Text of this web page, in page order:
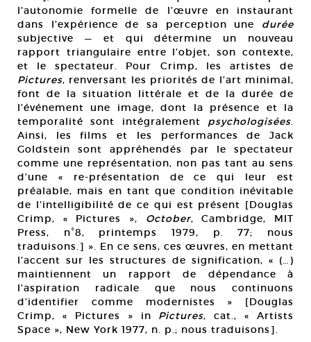
l’autonomie formelle de l’œuvre en instaurant
dans l’expérience de sa perception une durée
subjective — et qui détermine un nouveau
rapport triangulaire entre l’objet, son contexte,
et le spectateur. Pour Crimp, les artistes de
Pictures, renversant les priorités de l’art minimal,
font de la situation littérale et de la durée de
l’événement une image, dont la présence et la
temporalité sont intégralement psychologisées.
Ainsi, les films et les performances de Jack
Goldstein sont appréhendés par le spectateur
comme une représentation, non pas tant au sens
d’une « re-présentation de ce qui leur est
préalable, mais en tant que condition inévitable
de l’intelligibilité de ce qui est présent [Douglas
Crimp, « Pictures », October, Cambridge, MIT
Press, n°8, printemps 1979, p. 77; nous
traduisons.] ». En ce sens, ces œuvres, en mettant
l’accent sur les structures de signification, « (…)
maintiennent un rapport de dépendance à
l’aspiration radicale que nous continuons
d’identifier comme modernistes » [Douglas
Crimp, « Pictures » in Pictures, cat., « Artists
Space », New York 1977, n. p.; nous traduisons].